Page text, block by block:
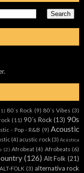
.
80´s Rock (9) 80´s Vibes (3)
(11) 90´s Rock (13) 90s
- Pop - R&B (9) Acoustic
(4) acustic rock (3) Acústica
(2) Afrobeat (4) Afrobeats (6)
(126) Alt Folk (21)
ALT-FOLK (3) alternativa rock